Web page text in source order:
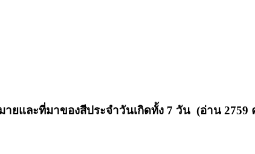
ยและที่มาของสีประจำวันเกิดทั้ง 7 วัน (อ่าน 2759